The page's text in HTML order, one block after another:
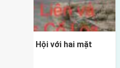
Đông Hội với hai mặt